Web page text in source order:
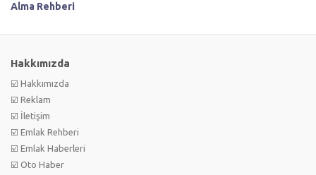
Alma Rehberi
Hakkımızda
☑️ Hakkımızda
☑️ Reklam
☑️ İletişim
☑️ Emlak Rehberi
☑️ Emlak Haberleri
☑️ Oto Haber